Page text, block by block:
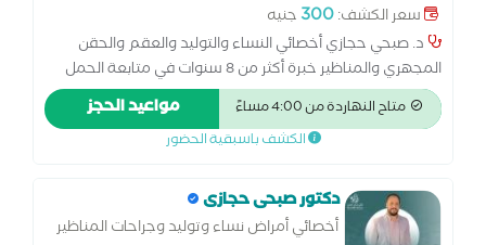
سعر الكشف:300 جنيه
د. صبحي حجازي أخصائي النساء والتوليد والعقم والحقن
المجهري والمناظير خبرة أكثر من 8 سنوات في متابعة الحمل
والولادة الطبيعية والقيصرية، وعلاج تأخر الحمل والحقن
المجهري. متخصص في مناظير الرحم والبطن وعلاج تكيس
المبايض وبطانة الرحم المهاجرة. أسعى لتقديم رعاية متكاملة
وحتى تحقيق حلم الأمومة
متاح النهاردة من 4:00 مساءً مواعيد الحجز
الكشف باسبقية الحضور
دكتور صبحى حجازى
أخصائي أمراض نساء وتوليد وجراحات المناظير